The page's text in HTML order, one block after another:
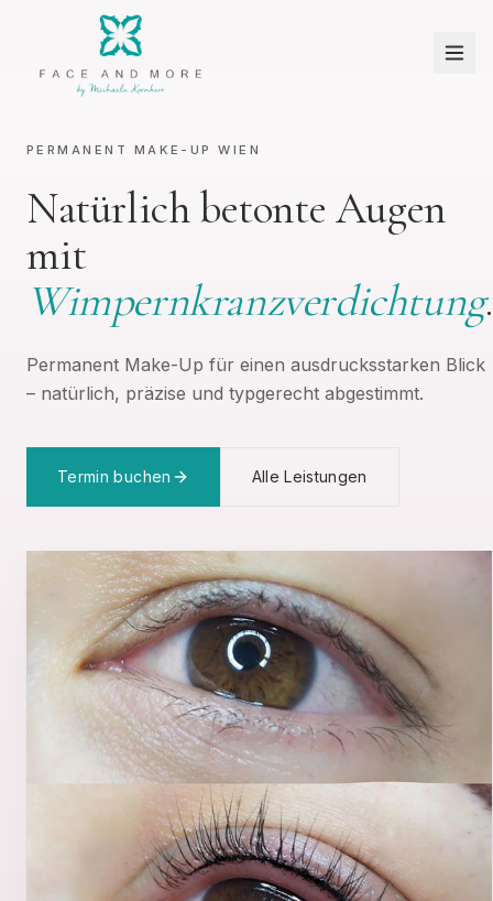
PERMANENT MAKE-UP WIEN
Natürlich betonte Augen
mit
Wimpernkranzverdichtung.
Permanent Make-Up für einen ausdrucksstarken Blick
– natürlich, präzise und typgerecht abgestimmt.
Termin buchen Alle Leistungen